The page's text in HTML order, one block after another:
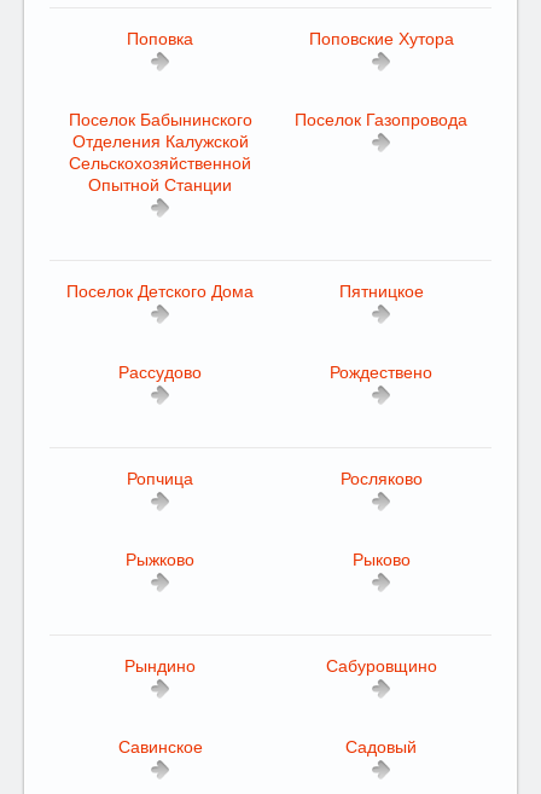
Поповка Поповские Хутора
Поселок Бабынинского
Отделения Калужской
Сельскохозяйственной
Опытной Станции
Поселок Газопровода
Поселок Детского Дома Пятницкое
Рассудово Рождествено
Ропчица Росляково
Рыжково Рыково
Рындино Сабуровщино
Савинское Садовый